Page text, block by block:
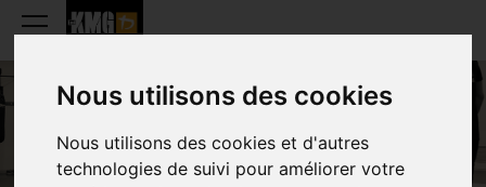
Nous utilisons des cookies
Nous utilisons des cookies et d'autres
technologies de suivi pour améliorer votre